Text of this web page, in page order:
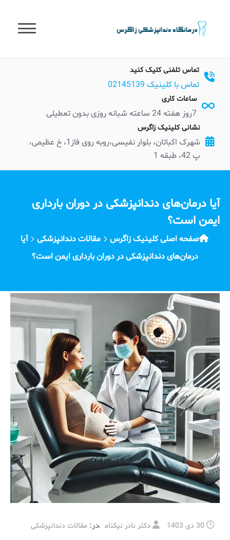
content
تماس تلفنی کلیک کنید
تماس با کلینیک 02145139
ساعات کاری
7روز هفته 24 ساعته شبانه روزی بدون تعطیلی
نشانی کلینیک زاگرس
شهرک اکباتان، بلوار نفیسی،روبه روی فاز1، خ عظیمی،
پ 42، طبقه 1
آیا درمان‌های دندانپزشکی در دوران بارداری
ایمن است؟
صفحه اصلی کلینیک زاگرس مقالات دندانپزشکی
آیا
درمان‌های دندانپزشکی در دوران بارداری ایمن است؟
30 دی 1403 دکتر نادر نیکنام در: مقالات دندانپزشکی